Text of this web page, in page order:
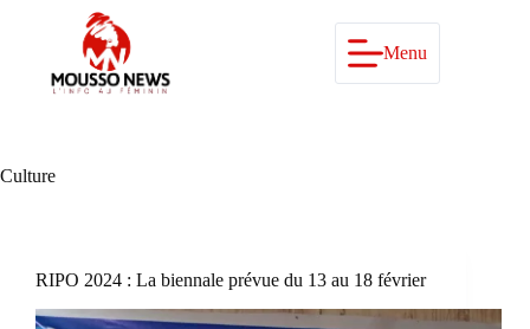
Menu
Culture
RIPO 2024 : La biennale prévue du 13 au 18 février